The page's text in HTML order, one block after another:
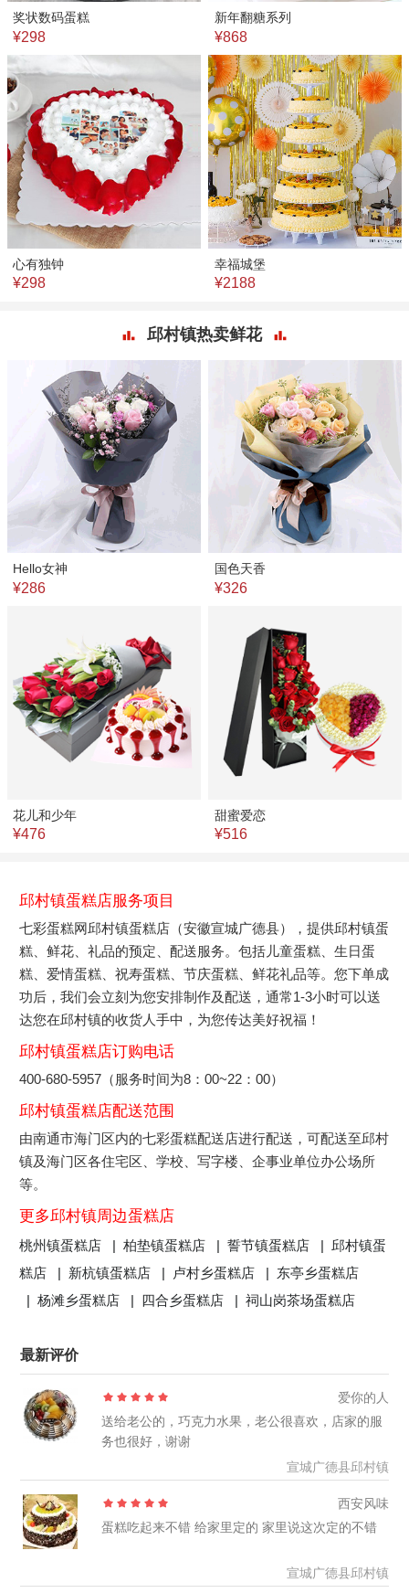
奖状数码蛋糕
¥298
新年翻糖系列
¥868
心有独钟
¥298
幸福城堡
¥2188
邱村镇热卖鲜花
Hello女神
¥286
国色天香
¥326
花儿和少年
¥476
甜蜜爱恋
¥516
邱村镇蛋糕店服务项目
七彩蛋糕网邱村镇蛋糕店（安徽宣城广德县），提供邱村镇蛋
糕、鲜花、礼品的预定、配送服务。包括儿童蛋糕、生日蛋
糕、爱情蛋糕、祝寿蛋糕、节庆蛋糕、鲜花礼品等。您下单成
功后，我们会立刻为您安排制作及配送，通常1-3小时可以送
达您在邱村镇的收货人手中，为您传达美好祝福！
邱村镇蛋糕店订购电话
400-680-5957（服务时间为8：00~22：00）
邱村镇蛋糕店配送范围
由南通市海门区内的七彩蛋糕配送店进行配送，可配送至邱村
镇及海门区各住宅区、学校、写字楼、企事业单位办公场所
等。
更多邱村镇周边蛋糕店
桃州镇蛋糕店 |柏垫镇蛋糕店 |誓节镇蛋糕店 |邱村镇蛋
糕店 | 新杭镇蛋糕店 | 卢村乡蛋糕店 | 东亭乡蛋糕店
|杨滩乡蛋糕店 | 四合乡蛋糕店 |祠山岗茶场蛋糕店
最新评价
爱你的人
送给老公的，巧克力水果，老公很喜欢，店家的服
务也很好，谢谢
宣城广德县邱村镇
西安风味
蛋糕吃起来不错 给家里定的 家里说这次定的不错
宣城广德县邱村镇